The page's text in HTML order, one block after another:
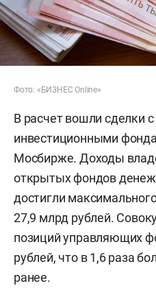
Фото: «БИЗНЕС Online»
В расчет вошли сделки
инвестиционными
Мосбирже. Доходы
открытых фондов
достигли
27,9 млрд рублей.
позиций управляющих
рублей, что в 1,6 раза
ранее.